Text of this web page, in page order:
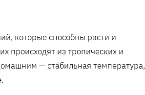
которые способны расти и
происходят из тропических и
— стабильная температура,